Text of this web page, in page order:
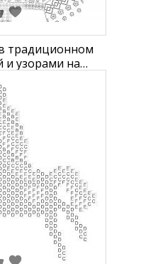
в традиционном
и узорами на